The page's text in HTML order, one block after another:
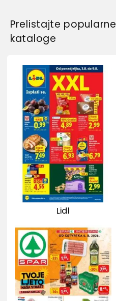
Prelistajte popularne
kataloge
Lidl